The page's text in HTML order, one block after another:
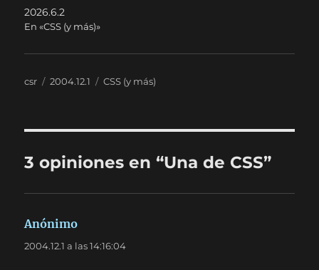
2026.6.2
En «CSS (y más)»
Autor
csr
Publicado
2004.12.1 Categorías
CSS (y más)
3 opiniones en “Una de CSS”
Anónimo
2004.12.1 a las 14:16:04